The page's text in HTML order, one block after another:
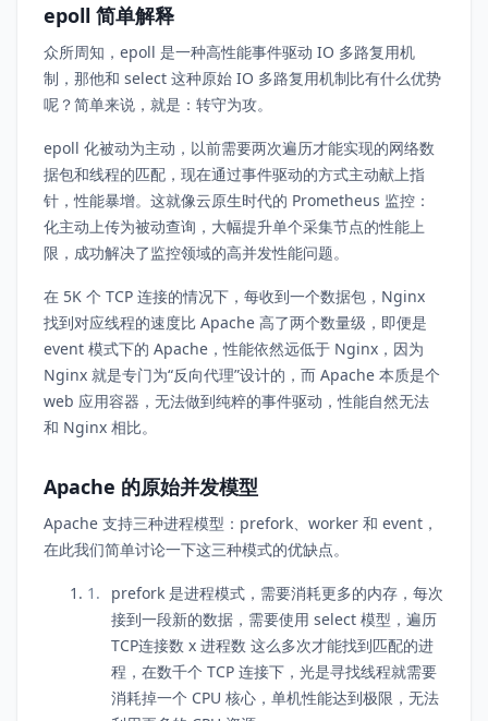
epoll 简单解释
众所周知，epoll 是一种高性能事件驱动 IO 多路复用机
制，那他和 select 这种原始 IO 多路复用机制比有什么优势
呢？简单来说，就是：转守为攻。
epoll 化被动为主动，以前需要两次遍历才能实现的网络数
据包和线程的匹配，现在通过事件驱动的方式主动献上指
针，性能暴增。这就像云原生时代的 Prometheus 监控：
化主动上传为被动查询，大幅提升单个采集节点的性能上
限，成功解决了监控领域的高并发性能问题。
在 5K 个 TCP 连接的情况下，每收到一个数据包，Nginx
找到对应线程的速度比 Apache 高了两个数量级，即便是
event 模式下的 Apache，性能依然远低于 Nginx，因为
Nginx 就是专门为“反向代理”设计的，而 Apache 本质是个
web 应用容器，无法做到纯粹的事件驱动，性能自然无法
和 Nginx 相比。
Apache 的原始并发模型
Apache 支持三种进程模型：prefork、worker 和 event，
在此我们简单讨论一下这三种模式的优缺点。
prefork 是进程模式，需要消耗更多的内存，每次
接到一段新的数据，需要使用 select 模型，遍历
TCP连接数 x 进程数 这么多次才能找到匹配的进
程，在数千个 TCP 连接下，光是寻找线程就需要
消耗掉一个 CPU 核心，单机性能达到极限，无法